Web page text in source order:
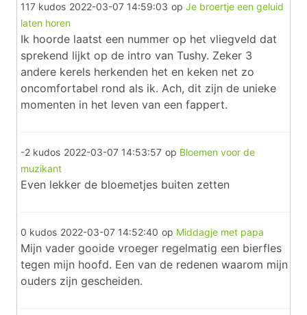
117 kudos 2022-03-07 14:59:03 op Je broertje een geluid
laten horen
Ik hoorde laatst een nummer op het vliegveld dat
sprekend lijkt op de intro van Tushy. Zeker 3
andere kerels herkenden het en keken net zo
oncomfortabel rond als ik. Ach, dit zijn de unieke
momenten in het leven van een fappert.
-2 kudos 2022-03-07 14:53:57 op Bloemen voor de
muzikant
Even lekker de bloemetjes buiten zetten
0 kudos 2022-03-07 14:52:40 op Middagje met papa
Mijn vader gooide vroeger regelmatig een bierfles
tegen mijn hoofd. Een van de redenen waarom mijn
ouders zijn gescheiden.